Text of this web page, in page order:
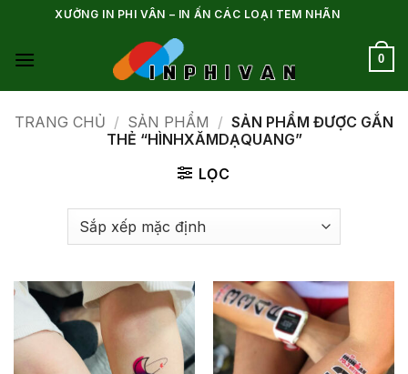
nội
XƯỞNG IN PHI VÂN – IN ẤN CÁC LOẠI TEM NHÃN
0
TRANG CHỦ / SẢN PHẨM / SẢN PHẨM ĐƯỢC GẮN
THẺ “HÌNHXĂMDẠQUANG”
LỌC